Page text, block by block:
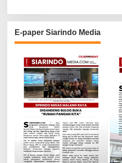
E-paper Siarindo Media